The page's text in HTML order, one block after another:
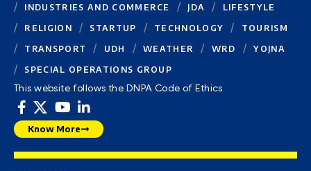
INDUSTRIES AND COMMERCE
JDA
LIFESTYLE
RELIGION
STARTUP TECHNOLOGY
TOURISM
TRANSPORT
UDH WEATHER WRD
YOJNA
SPECIAL OPERATIONS GROUP
This website follows the DNPA Code of Ethics
Know More